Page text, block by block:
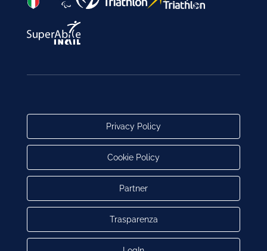
Privacy Policy
Cookie Policy
Partner
Trasparenza